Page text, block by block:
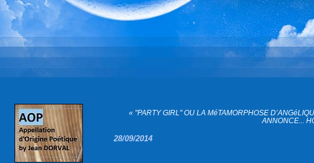
« "PARTY GIRL" OU LA MéTAMORPHOSE
ANNONCE...
28/09/2014